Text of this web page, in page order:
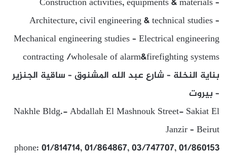
Architecture, civil engineering & technical studies –
Mechanical engineering studies – Electrical engineering
contracting /wholesale of alarm&firefighting systems
بناية النخلة – شارع عبد الله المشنوق – ساقية الجنزير
– بيروت
Nakhle Bldg.- Abdallah El Mashnouk Street- Sakiat El
Janzir – Beirut
phone: 01/814714, 01/864867, 03/747707, 01/860153